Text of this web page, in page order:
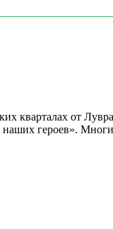
кварталах от
наших героев».